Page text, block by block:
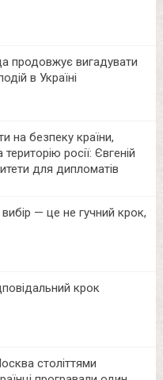
продовжує вигадувати
в Україні
на безпеку країни,
росії: Євгеній
для дипломатів
вибір — це не гучний крок,
крок
століттями